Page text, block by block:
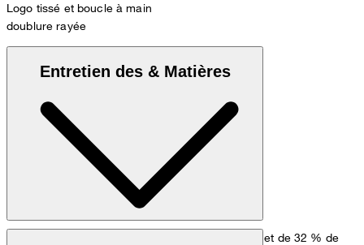
Logo tissé et boucle à main
doublure rayée
Entretien des & Matières
Mélange coton-soie composé de 68 % de coton et de 32 % de